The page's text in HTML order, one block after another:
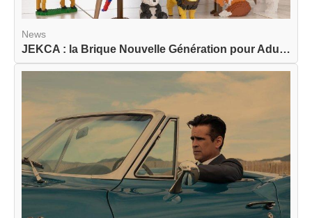
News
JEKCA : la Brique Nouvelle Génération pour Adult...